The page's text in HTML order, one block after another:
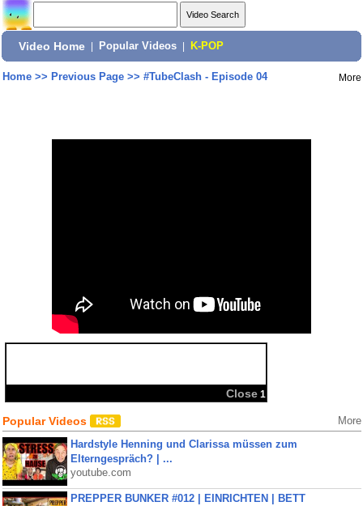
Video Home Popular Videos K-POP
Home>> Previous Page>> #TubeClash - Episode 04 More
Close 1
Share:
Popular Videos More
Hardstyle Henning und Clarissa müssen zum
Elterngespräch? | ...
youtube.com
PREPPER BUNKER #012 | EINRICHTEN | BETT